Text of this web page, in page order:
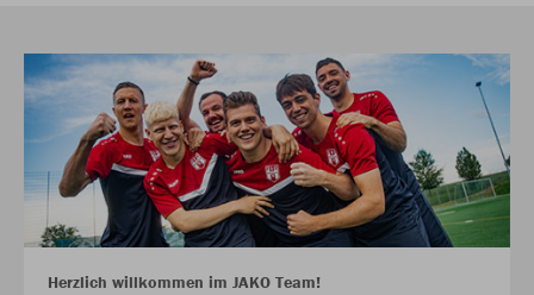
Herzlich willkommen im JAKO Team!